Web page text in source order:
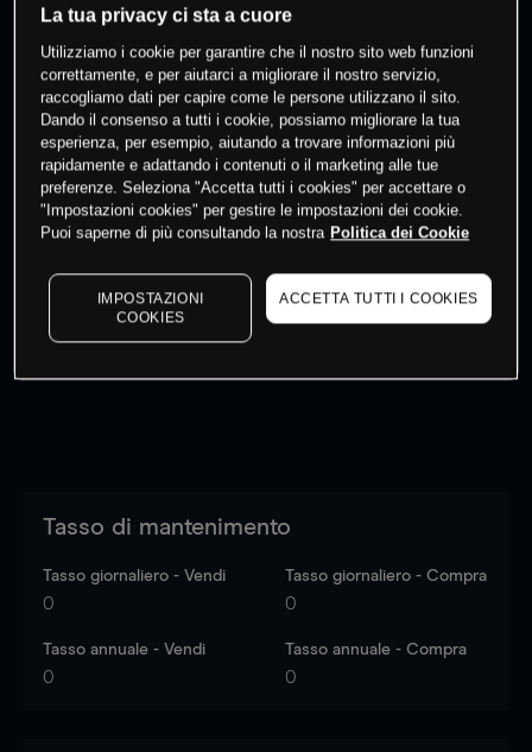
0 % dei clienti hanno posizioni
questo prodotto
Fai trading
I prezzi sono solo indicativi. Accediper vedere gli ultimi
dati di mercato
to see latest market data
Tasso di mantenimento
Tasso giornaliero - Vendi
0
Tasso giornaliero - Compra
0
Tasso annuale - Vendi
0
Tasso annuale - Compra
0
La tua privacy ci sta a cuore
Utilizziamo i cookie per garantire che il nostro sito web funzioni
correttamente, e per aiutarci a migliorare il nostro servizio,
raccogliamo dati per capire come le persone utilizzano il sito.
Dando il consenso a tutti i cookie, possiamo migliorare la tua
esperienza, per esempio, aiutando a trovare informazioni più
rapidamente e adattando i contenuti o il marketing alle tue
preferenze. Seleziona "Accetta tutti i cookies" per accettare o
"Impostazioni cookies" per gestire le impostazioni dei cookie.
Puoi saperne di più consultando la nostra Politica dei Cookie
IMPOSTAZIONI
COOKIES
ACCETTA TUTTI I COOKIES